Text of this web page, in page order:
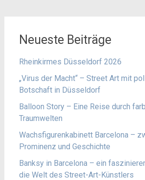
Neueste Beiträge
Rheinkirmes Düsseldorf 2026
„Virus der Macht“ – Street Art mit
Botschaft in Düsseldorf
Balloon Story – Eine Reise durch
Traumwelten
Wachsfigurenkabinett Barcelona –
Prominenz und Geschichte
Banksy in Barcelona – ein
die Welt des Street-Art-Künstlers